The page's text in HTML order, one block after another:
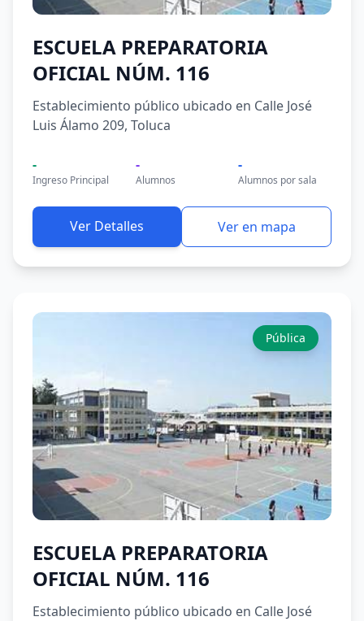
ESCUELA PREPARATORIA
OFICIAL NÚM. 116
Establecimiento público ubicado en Calle José
Luis Álamo 209, Toluca
-
Ingreso Principal
-
Alumnos
-
Alumnos por sala
Ver Detalles Ver en mapa
Pública
ESCUELA PREPARATORIA
OFICIAL NÚM. 116
Establecimiento público ubicado en Calle José